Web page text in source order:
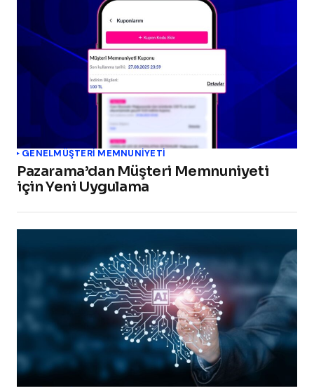
GENELMÜŞTERI MEMNUNIYETI
Pazarama’dan Müşteri Memnuniyeti
için Yeni Uygulama